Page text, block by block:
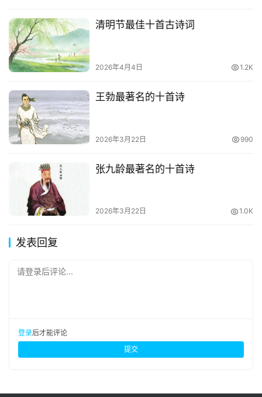
清明节最佳十首古诗词
2026年4月4日 1.2K
王勃最著名的十首诗
2026年3月22日 990
张九龄最著名的十首诗
2026年3月22日 1.0K
发表回复
请登录后评论...
登录后才能评论
提交